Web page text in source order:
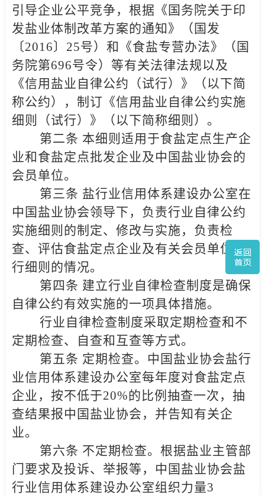
引导企业公平竞争，根据《国务院关于印
发盐业体制改革方案的通知》（国发
〔2016〕25号）和《食盐专营办法》（国
务院第696号令）等有关法律法规以及
《信用盐业自律公约（试行）》（以下简
称公约），制订《信用盐业自律公约实施
细则（试行）》（以下简称细则）。
第二条 本细则适用于食盐定点生产企
业和食盐定点批发企业及中国盐业协会的
会员单位。
第三条 盐行业信用体系建设办公室在
中国盐业协会领导下，负责行业自律公约
实施细则的制定、修改与实施，负责检
查、评估食盐定点企业及有关会员单位执
行细则的情况。
第四条 建立行业自律检查制度是确保
自律公约有效实施的一项具体措施。
行业自律检查制度采取定期检查和不
定期检查、自查和互查等方式。
第五条 定期检查。中国盐业协会盐行
业信用体系建设办公室每年度对食盐定点
企业，按不低于20%的比例抽查一次，抽
查结果报中国盐业协会，并告知有关企
业。
第六条 不定期检查。根据盐业主管部
门要求及投诉、举报等，中国盐业协会盐
行业信用体系建设办公室组织力量3